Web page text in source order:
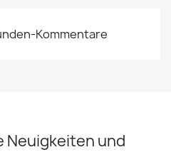
Kommentare
Neuigkeiten und